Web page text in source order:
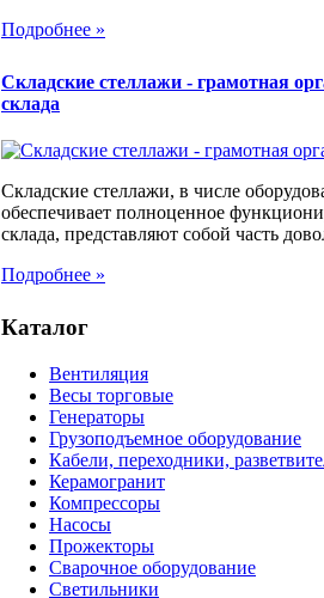
Подробнее »
Складские стеллажи - грамотная
склада
Складские стеллажи, в числе
обеспечивает полноценное
склада, представляют собой часть
Подробнее »
Каталог
Вентиляция
Весы торговые
Генераторы
Грузоподъемное оборудование
Кабели, переходники,
Керамогранит
Компрессоры
Насосы
Прожекторы
Сварочное оборудование
Светильники